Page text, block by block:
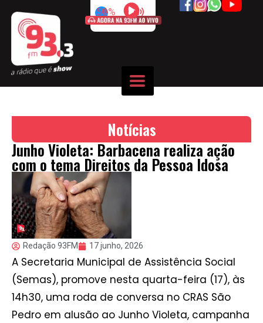
50%
Notícias
Junho Violeta: Barbacena realiza ação
com o tema Direitos da Pessoa Idosa
Redação 93FM 17 junho, 2026
A Secretaria Municipal de Assistência Social
(Semas), promove nesta quarta-feira (17), às
14h30, uma roda de conversa no CRAS São
Pedro em alusão ao Junho Violeta, campanha